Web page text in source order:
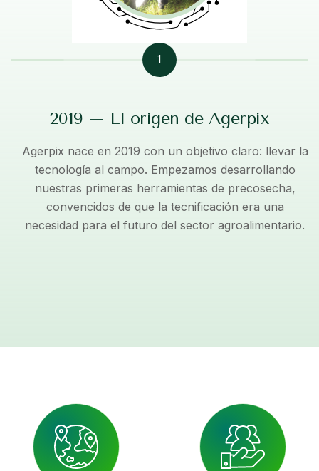
1
2019 – El origen de Agerpix
Agerpix nace en 2019 con un objetivo claro: llevar la
tecnología al campo. Empezamos desarrollando
nuestras primeras herramientas de precosecha,
convencidos de que la tecnificación era una
necesidad para el futuro del sector agroalimentario.